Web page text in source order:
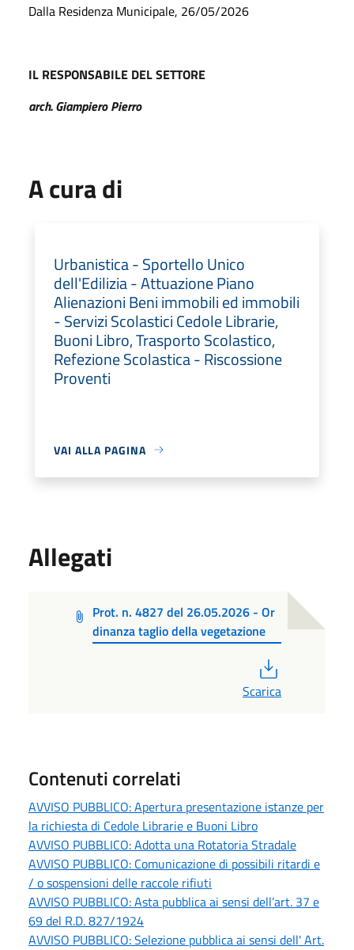
Dalla Residenza Municipale, 26/05/2026
IL RESPONSABILE DEL SETTORE
arch. Giampiero Pierro
A cura di
Urbanistica - Sportello Unico
dell'Edilizia - Attuazione Piano
Alienazioni Beni immobili ed immobili
- Servizi Scolastici Cedole Librarie,
Buoni Libro, Trasporto Scolastico,
Refezione Scolastica - Riscossione
Proventi
VAI ALLA PAGINA
Allegati
Prot. n. 4827 del 26.05.2026 - Or
dinanza taglio della vegetazione
Scarica
Contenuti correlati
AVVISO PUBBLICO: Apertura presentazione istanze per
la richiesta di Cedole Librarie e Buoni Libro
AVVISO PUBBLICO: Adotta una Rotatoria Stradale
AVVISO PUBBLICO: Comunicazione di possibili ritardi e
/ o sospensioni delle raccole rifiuti
AVVISO PUBBLICO: Asta pubblica ai sensi dell’art. 37 e
69 del R.D. 827/1924
AVVISO PUBBLICO: Selezione pubblica ai sensi dell' Art.